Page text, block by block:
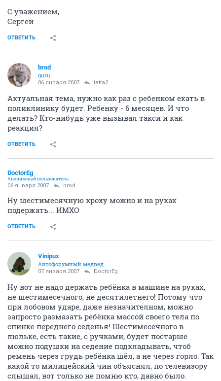
С уважением,
Сергей
ОТВЕТИТЬ
brod
guru
06 января 2007 tatta2
Актуальная тема, нужно как раз с ребенком ехать в
поликлинику будет. Ребенку - 6 месяцев. И что
делать? Кто-нибудь уже вызывал такси и как
реакция?
ОТВЕТИТЬ
DoctorEg
Анонимный пользователь
06 января 2007 brod
Ну шестимесячную кроху можно и на руках
подержать... ИМХО
ОТВЕТИТЬ
Vinipux
Автофорумный медвед
07 января 2007 DoctorEg
Ну вот не надо держать ребёнка в машине на руках,
не шестимесечного, не десятилетнего! Потому что
при лобовом ударе, даже незначителном, можно
запросто размазать ребёнка массой своего тела по
спинке переднего седенья! Шестимесечного в
люльке, есть такие, с ручками, будет постарше
можно подушки на седение подкладывать, чтоб
ремень через грудь ребёнка шёл, а не через горло. Так
какой то милицейский чин объяснял, по телевизору
слышал, вот только не помню кто, давно было.